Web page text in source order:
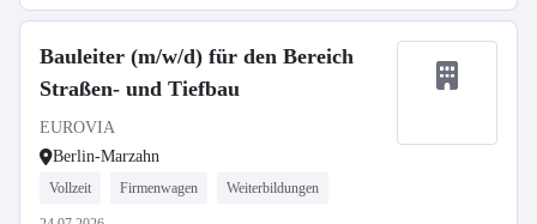
Bauleiter (m/w/d) für den Bereich
Straßen- und Tiefbau
EUROVIA
Berlin-Marzahn
Vollzeit Firmenwagen Weiterbildungen